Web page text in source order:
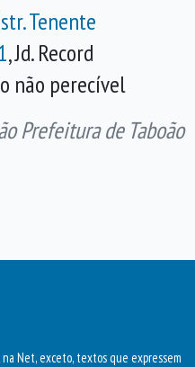
Tenente
, Jd. Record
não perecível
Prefeitura de Taboão
na Net, exceto, textos que expressem